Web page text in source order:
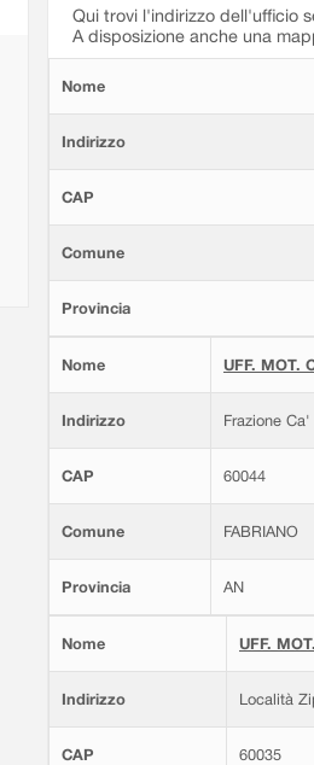
Qui trovi l'indirizzo dell'ufficio
A disposizione anche una
Nome
Indirizzo
CAP
Comune
Provincia
Nome UFF. MOT.
Indirizzo Frazione
CAP 60044
Comune FABRIANO
Provincia AN
Nome UFF.
Indirizzo Località
CAP 60035